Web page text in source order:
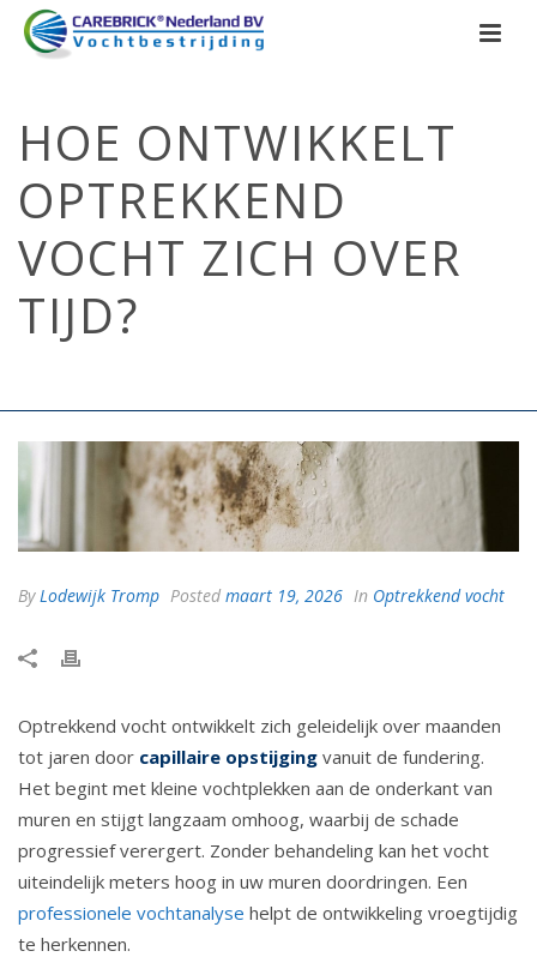
HOE ONTWIKKELT
OPTREKKEND
VOCHT ZICH OVER
TIJD?
ByLodewijk Tromp Posted maart 19, 2026 In Optrekkend vocht
Optrekkend vocht ontwikkelt zich geleidelijk over maanden
tot jaren door capillaire opstijging vanuit de fundering.
Het begint met kleine vochtplekken aan de onderkant van
muren en stijgt langzaam omhoog, waarbij de schade
progressief verergert. Zonder behandeling kan het vocht
uiteindelijk meters hoog in uw muren doordringen. Een
professionele vochtanalyse helpt de ontwikkeling vroegtijdig
te herkennen.